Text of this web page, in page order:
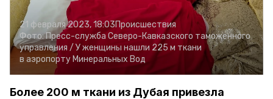
21 февраля 2023, 18:03Происшествия
Фото:Пресс-служба Северо-Кавказского таможенного
управления / У женщины нашли 225 м ткани
в аэропорту Минеральных Вод
Более 200 м ткани из Дубая привезла